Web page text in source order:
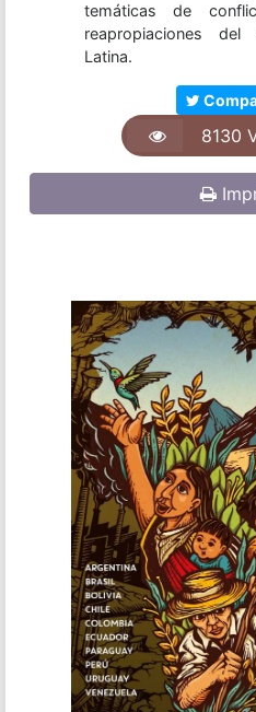
temáticas de
reapropiaciones
Latina.
8130